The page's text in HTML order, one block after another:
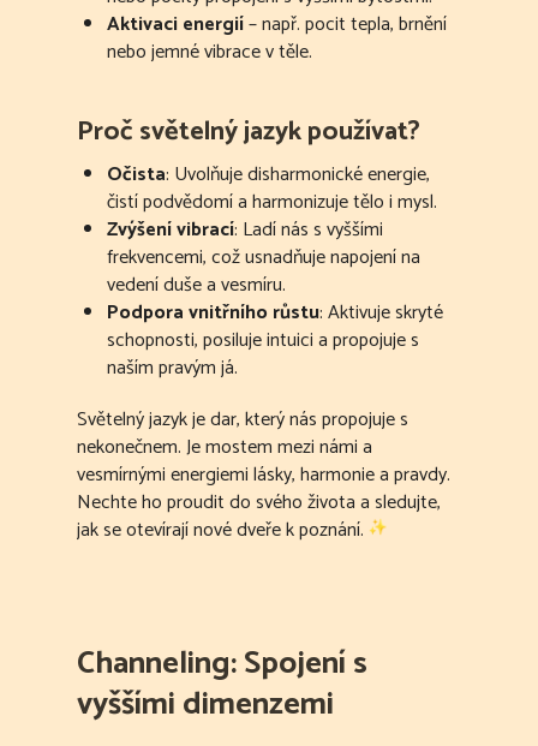
Aktivaci energií– např. pocit tepla, brnění
nebo jemné vibrace v těle.
Proč světelný jazyk používat?
Očista: Uvolňuje disharmonické energie,
čistí podvědomí a harmonizuje tělo i mysl.
Zvýšení vibrací: Ladí nás s vyššími
frekvencemi, což usnadňuje napojení na
vedení duše a vesmíru.
Podpora vnitřního růstu: Aktivuje skryté
schopnosti, posiluje intuici a propojuje s
naším pravým já.
Světelný jazyk je dar, který nás propojuje s
nekonečnem. Je mostem mezi námi a
vesmírnými energiemi lásky, harmonie a pravdy.
Nechte ho proudit do svého života a sledujte,
jak se otevírají nové dveře k poznání.
Channeling: Spojení s
vyššími dimenzemi